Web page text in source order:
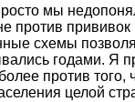
мы
против
схемы
годами. Я
против того,
целой